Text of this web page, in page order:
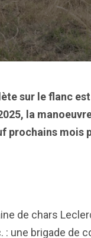
sur le flanc
la
prochains mois
de chars
une brigade de